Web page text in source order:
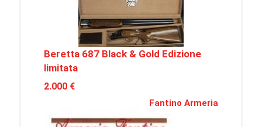
Beretta 687 Black & Gold Edizione
limitata
2.000 €
Fantino Armeria